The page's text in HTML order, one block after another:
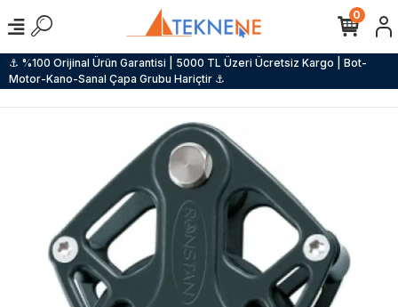
⚓ %100 Orijinal Ürün Garantisi | 5000 TL Üzeri Ücretsiz Kargo | Bot-
Motor-Kano-Sanal Çapa Grubu Hariçtir ⚓
0